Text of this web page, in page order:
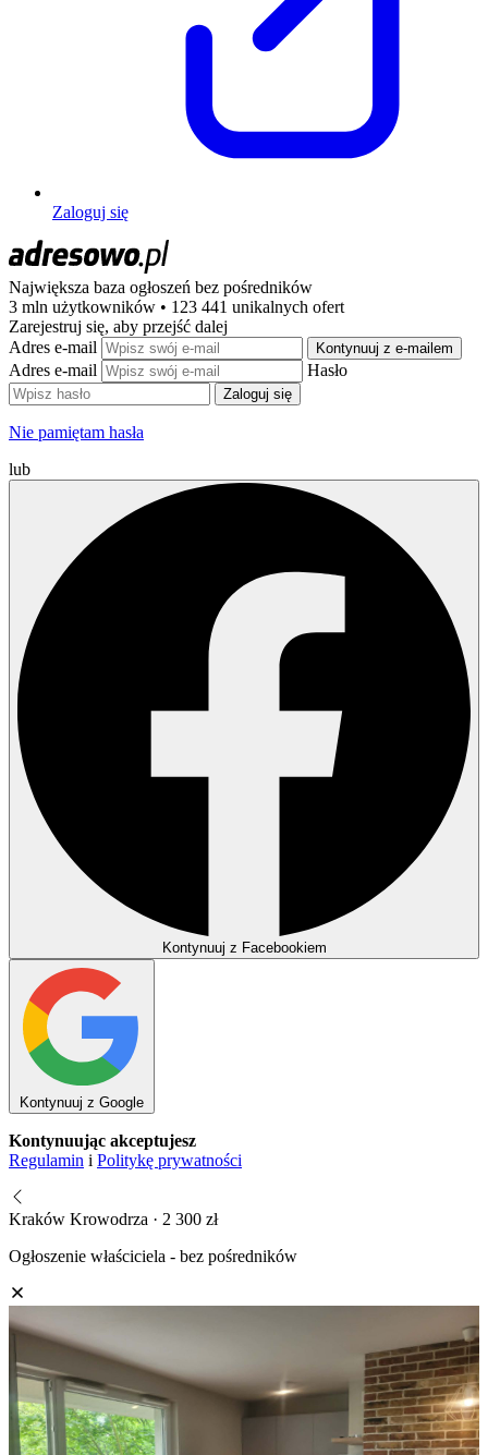
Zaloguj się
Największa baza ogłoszeń bez pośredników
3 mln użytkowników • 123 441 unikalnych ofert
Zarejestruj się, aby przejść dalej
Adres e-mail
Kontynuuj z e-mailem
Adres e-mail Hasło
Zaloguj się
Nie pamiętam hasła
lub
Kontynuuj z Facebookiem
Kontynuuj z Google
Kontynuując akceptujesz
Regulamin i Politykę prywatności
Kraków Krowodrza · 2 300 zł
Ogłoszenie właściciela - bez pośredników